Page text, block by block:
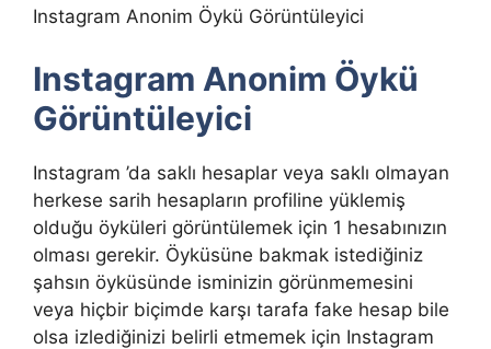
Instagram Anonim Öykü Görüntüleyici
Instagram Anonim Öykü
Görüntüleyici
Instagram ’da saklı hesaplar veya saklı olmayan
herkese sarih hesapların profiline yüklemiş
olduğu öyküleri görüntülemek için 1 hesabınızın
olması gerekir. Öyküsüne bakmak istediğiniz
şahsın öyküsünde isminizin görünmemesini
veya hiçbir biçimde karşı tarafa fake hesap bile
olsa izlediğinizi belirli etmemek için Instagram